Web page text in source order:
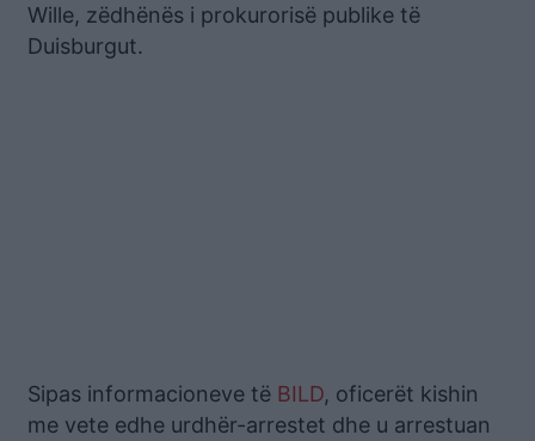
Wille, zëdhënës i prokurorisë publike të
Duisburgut.
Sipas informacioneve të BILD, oficerët kishin
me vete edhe urdhër-arrestet dhe u arrestuan